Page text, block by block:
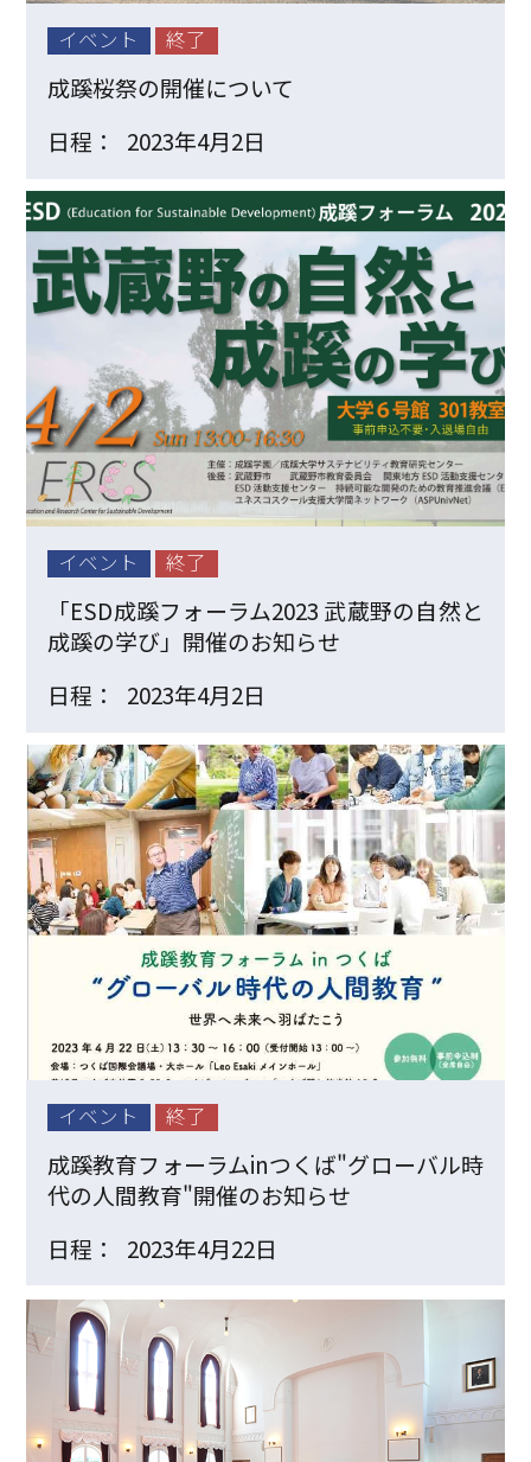
イベント 終了
成蹊桜祭の開催について
日程：
2023年4月2日
イベント 終了
「ESD成蹊フォーラム2023 武蔵野の自然と
成蹊の学び」開催のお知らせ
日程：
2023年4月2日
イベント 終了
成蹊教育フォーラムinつくば"グローバル時
代の人間教育"開催のお知らせ
日程：
2023年4月22日